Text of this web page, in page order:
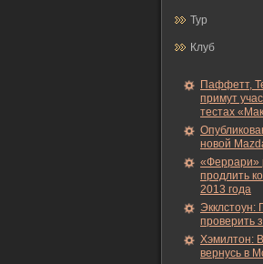
Тур
Клуб
Паффетт,
примут
тестах
новой
«Феррари»
продлить
2013 года
Экклстоун:
проверить
Хэмилтон:
вернусь в